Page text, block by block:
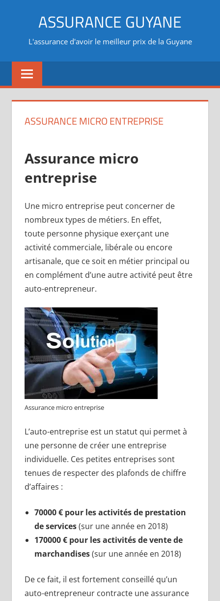
ASSURANCE GUYANE
L'assurance d'avoir le meilleur prix de la Guyane
ASSURANCE MICRO ENTREPRISE
Assurance micro
entreprise
Une micro entreprise peut concerner de
nombreux types de métiers. En effet,
toute personne physique exerçant une
activité commerciale, libérale ou encore
artisanale, que ce soit en métier principal ou
en complément d’une autre activité peut être
auto-entrepreneur.
Assurance micro entreprise
L’auto-entreprise est un statut qui permet à
une personne de créer une entreprise
individuelle. Ces petites entreprises sont
tenues de respecter des plafonds de chiffre
d’affaires :
70000 € pour les activités de prestation
de services(sur une année en 2018)
170000 € pour les activités de vente de
marchandises(sur une année en 2018)
De ce fait, il est fortement conseillé qu’un
auto-entrepreneur contracte une assurance